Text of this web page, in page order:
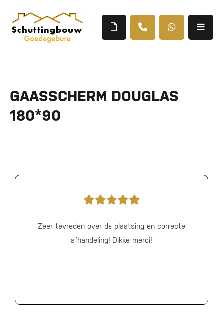
GAASSCHERM DOUGLAS
180*90
Zeer tevreden over de plaatsing en correcte
afhandeling! Dikke merci!